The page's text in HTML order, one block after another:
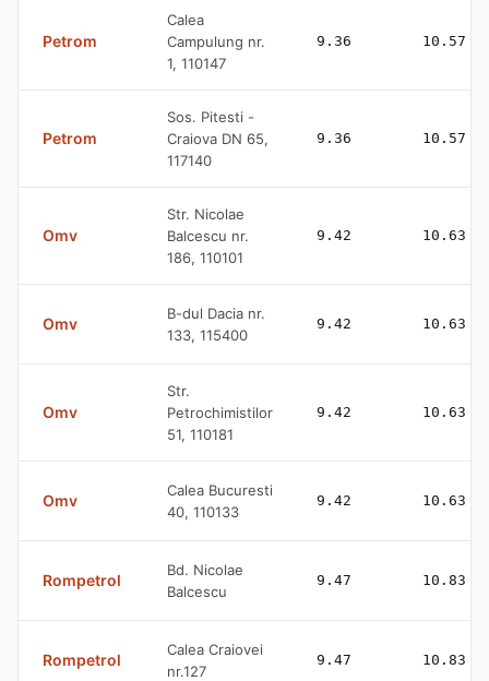
Petrom
Calea
Campulung nr.
1, 110147
9.36 10.57
Petrom
Sos. Pitesti -
Craiova DN 65,
117140
9.36 10.57
Omv
Str. Nicolae
Balcescu nr.
186, 110101
9.42 10.63
Omv
B-dul Dacia nr.
133, 115400
9.42 10.63
Omv
Str.
Petrochimistilor
51, 110181
9.42 10.63
Omv
Calea Bucuresti
40, 110133
9.42 10.63
Rompetrol
Bd. Nicolae
Balcescu
9.47 10.83
Rompetrol
Calea Craiovei
nr.127
9.47 10.83